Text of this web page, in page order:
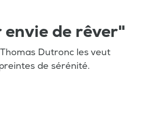
envie de rêver"
Dutronc les veut
de sérénité.